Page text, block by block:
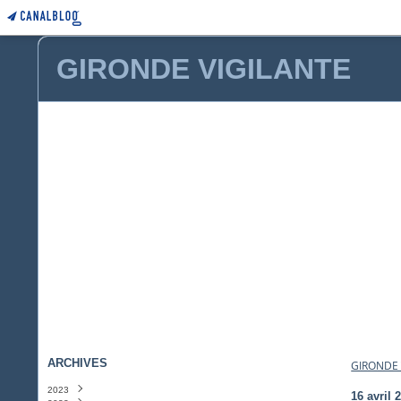
GIRONDE VIGILANTE
ARCHIVES
2023
16 avril